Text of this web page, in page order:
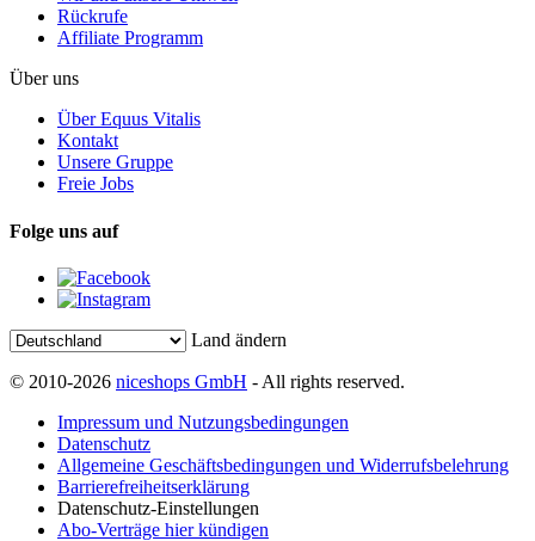
Rückrufe
Affiliate Programm
Über uns
Über Equus Vitalis
Kontakt
Unsere Gruppe
Freie Jobs
Folge uns auf
Land ändern
© 2010-2026 niceshops GmbH - All rights reserved.
Impressum und Nutzungsbedingungen
Datenschutz
Allgemeine Geschäftsbedingungen und Widerrufsbelehrung
Barrierefreiheitserklärung
Datenschutz-Einstellungen
Abo-Verträge hier kündigen